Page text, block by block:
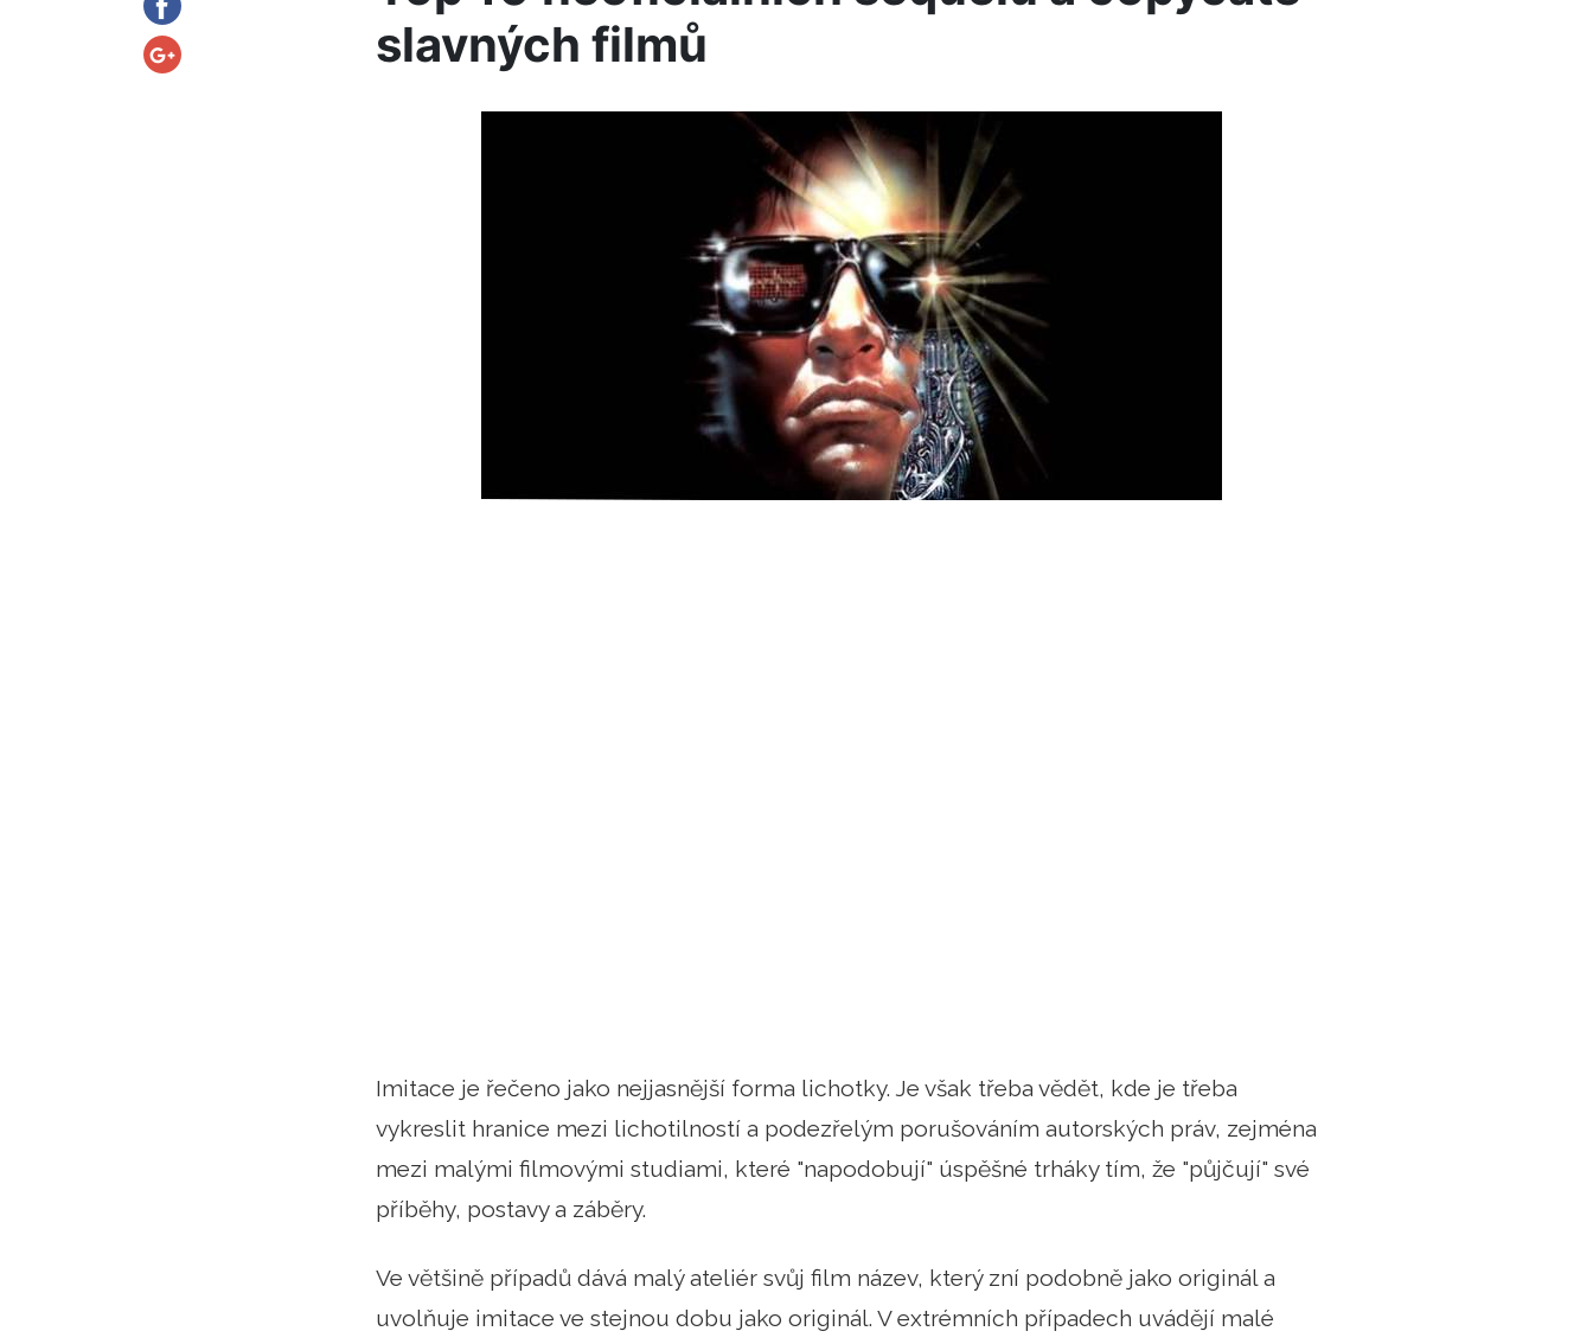
slavných filmů
Imitace je řečeno jako nejjasnější forma lichotky. Je však třeba vědět, kde je třeba
vykreslit hranice mezi lichotilností a podezřelým porušováním autorských práv, zejména
mezi malými filmovými studiami, které "napodobují" úspěšné trháky tím, že "půjčují" své
příběhy, postavy a záběry.
Ve většině případů dává malý ateliér svůj film název, který zní podobně jako originál a
uvolňuje imitace ve stejnou dobu jako originál. V extrémních případech uvádějí malé